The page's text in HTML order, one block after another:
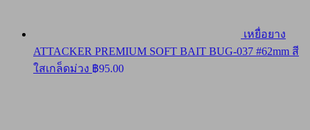
เหยื่อยาง
ATTACKER PREMIUM SOFT BAIT BUG-037 #62mm สี
ใสเกล็ดม่วง ฿95.00